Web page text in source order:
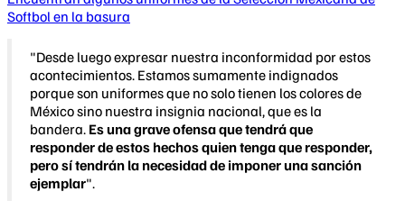
Softbol en la basura
"Desde luego expresar nuestra inconformidad por estos
acontecimientos. Estamos sumamente indignados
porque son uniformes que no solo tienen los colores de
México sino nuestra insignia nacional, que es la
bandera. Es una grave ofensa que tendrá que
responder de estos hechos quien tenga que responder,
pero sí tendrán la necesidad de imponer una sanción
ejemplar".